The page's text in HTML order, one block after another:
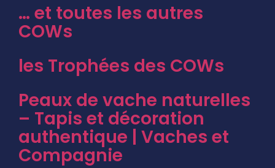
… et toutes les autres
COWs
les Trophées des COWs
Peaux de vache naturelles
– Tapis et décoration
authentique | Vaches et
Compagnie